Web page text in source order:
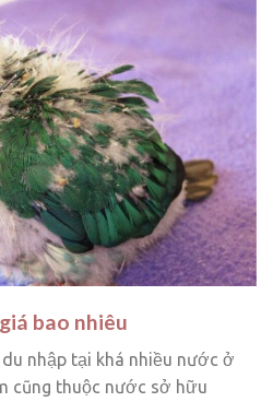
bao nhiêu
nhập tại khá nhiều nước ở
cũng thuộc nước sở hữu